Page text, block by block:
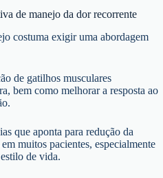
de manejo da dor recorrente
costuma exigir uma abordagem
de gatilhos musculares
bem como melhorar a resposta ao
que aponta para redução da
muitos pacientes, especialmente
de vida.